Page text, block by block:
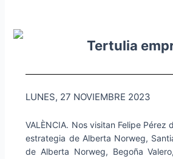
Tertulia
LUNES, 27 NOVIEMBRE 2023
VALÈNCIA. Nos visitan Felipe
estrategia de Alberta Norweg,
de Alberta Norweg, Begoña